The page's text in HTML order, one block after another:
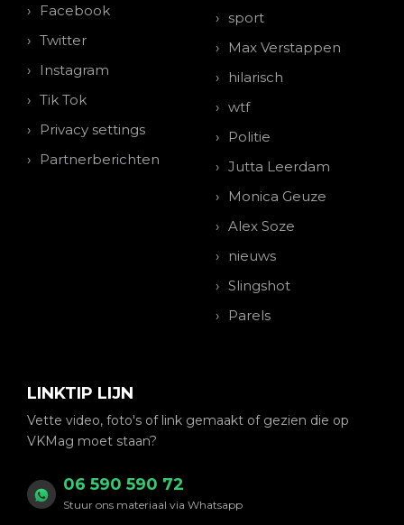
Facebook
Twitter
Instagram
Tik Tok
Privacy settings
Partnerberichten
sport
Max Verstappen
hilarisch
wtf
Politie
Jutta Leerdam
Monica Geuze
Alex Soze
nieuws
Slingshot
Parels
LINKTIP LIJN
Vette video, foto's of link gemaakt of gezien die op
VKMag moet staan?
06 590 590 72
Stuur ons materiaal via Whatsapp